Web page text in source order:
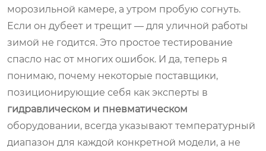
морозильной камере, а утром пробую согнуть.
Если он дубеет и трещит — для уличной работы
зимой не годится. Это простое тестирование
спасло нас от многих ошибок. И да, теперь я
понимаю, почему некоторые поставщики,
позиционирующие себя как эксперты в
гидравлическом и пневматическом
оборудовании, всегда указывают температурный
диапазон для каждой конкретной модели, а не